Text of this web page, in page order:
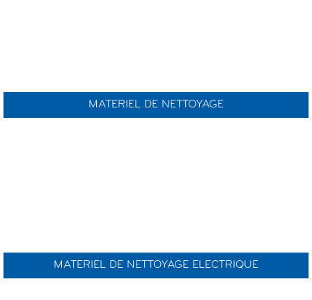
MATERIEL DE NETTOYAGE
MATERIEL DE NETTOYAGE ELECTRIQUE